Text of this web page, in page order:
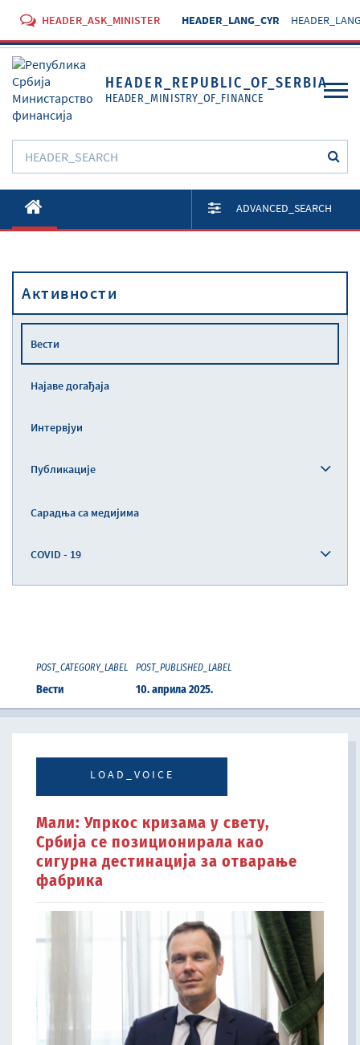
HEADER_ASK_MINISTER HEADER_LANG_CYR
HEADER_REPUBLIC_OF_SERBIA
HEADER_MINISTRY_OF_FINANCE
O Министарству
Активности
Прописи
Услуге
ADVANCED_SEARCH
Активности
Вести
Најаве догађаја
Интервјуи
Публикације
Сарадња са медијима
COVID - 19
POST_CATEGORY_LABEL
Вести
POST_PUBLISHED_LABEL
10. априла 2025.
LOAD_VOICE
Мали: Упркос кризама у свету,
Србија се позиционирала као
сигурна дестинација за отварање
фабрика